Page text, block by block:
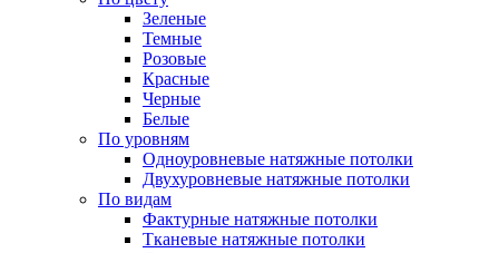
Зеленые
Темные
Розовые
Красные
Черные
Белые
По уровням
Одноуровневые натяжные потолки
Двухуровневые натяжные потолки
По видам
Фактурные натяжные потолки
Тканевые натяжные потолки